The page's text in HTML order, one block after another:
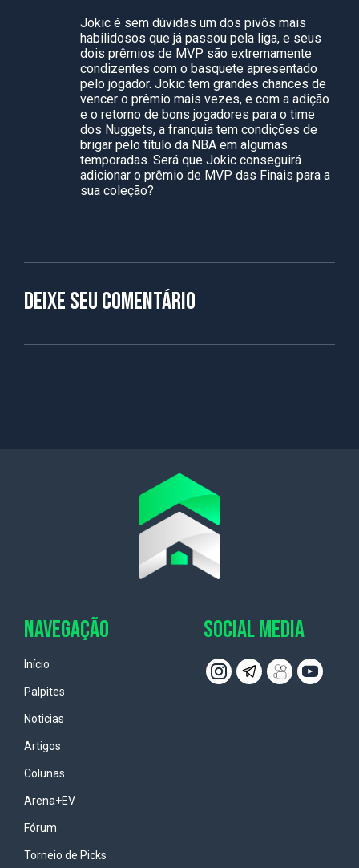
Jokic é sem dúvidas um dos pivôs mais
habilidosos que já passou pela liga, e seus
dois prêmios de MVP são extremamente
condizentes com o basquete apresentado
pelo jogador. Jokic tem grandes chances de
vencer o prêmio mais vezes, e com a adição
e o retorno de bons jogadores para o time
dos Nuggets, a franquia tem condições de
brigar pelo título da NBA em algumas
temporadas. Será que Jokic conseguirá
adicionar o prêmio de MVP das Finais para a
sua coleção?
Deixe seu comentário
NAVEGAÇÃO
Início
Palpites
Noticias
Artigos
Colunas
Arena+EV
Fórum
Torneio de Picks
SOCIAL MEDIA